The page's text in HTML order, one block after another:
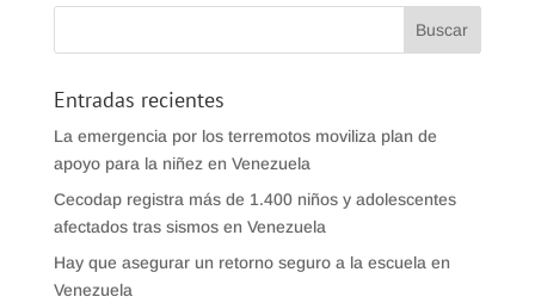
Entradas recientes
La emergencia por los terremotos moviliza plan de
apoyo para la niñez en Venezuela
Cecodap registra más de 1.400 niños y adolescentes
afectados tras sismos en Venezuela
Hay que asegurar un retorno seguro a la escuela en
Venezuela